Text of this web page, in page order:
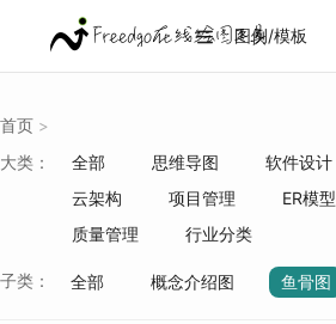
 图例/模板
首页 >
大类： 全部 思维导图 软件设计
云架构
项目管理 ER模型
质量管理
行业分类
子类： 全部 概念介绍图 鱼骨图